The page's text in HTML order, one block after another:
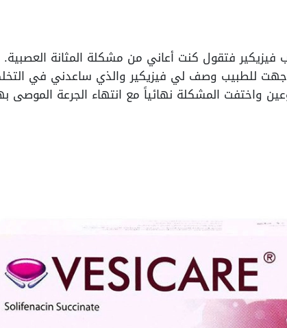
فتقول كنت أعاني من مشكلة المثانة العصبية.
للطبيب وصف لي فيزيكير والذي ساعدني في
واختفت المشكلة نهائياً مع انتهاء الجرعة الموصى